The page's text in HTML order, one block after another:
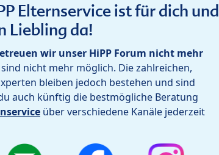
Elternservice ist für dich und
Liebling da!
wir unser HiPP Forum nicht mehr
nicht mehr möglich. Die zahlreichen,
bleiben jedoch bestehen und sind
auch künftig die bestmögliche Beratung
über verschiedene Kanäle jederzeit